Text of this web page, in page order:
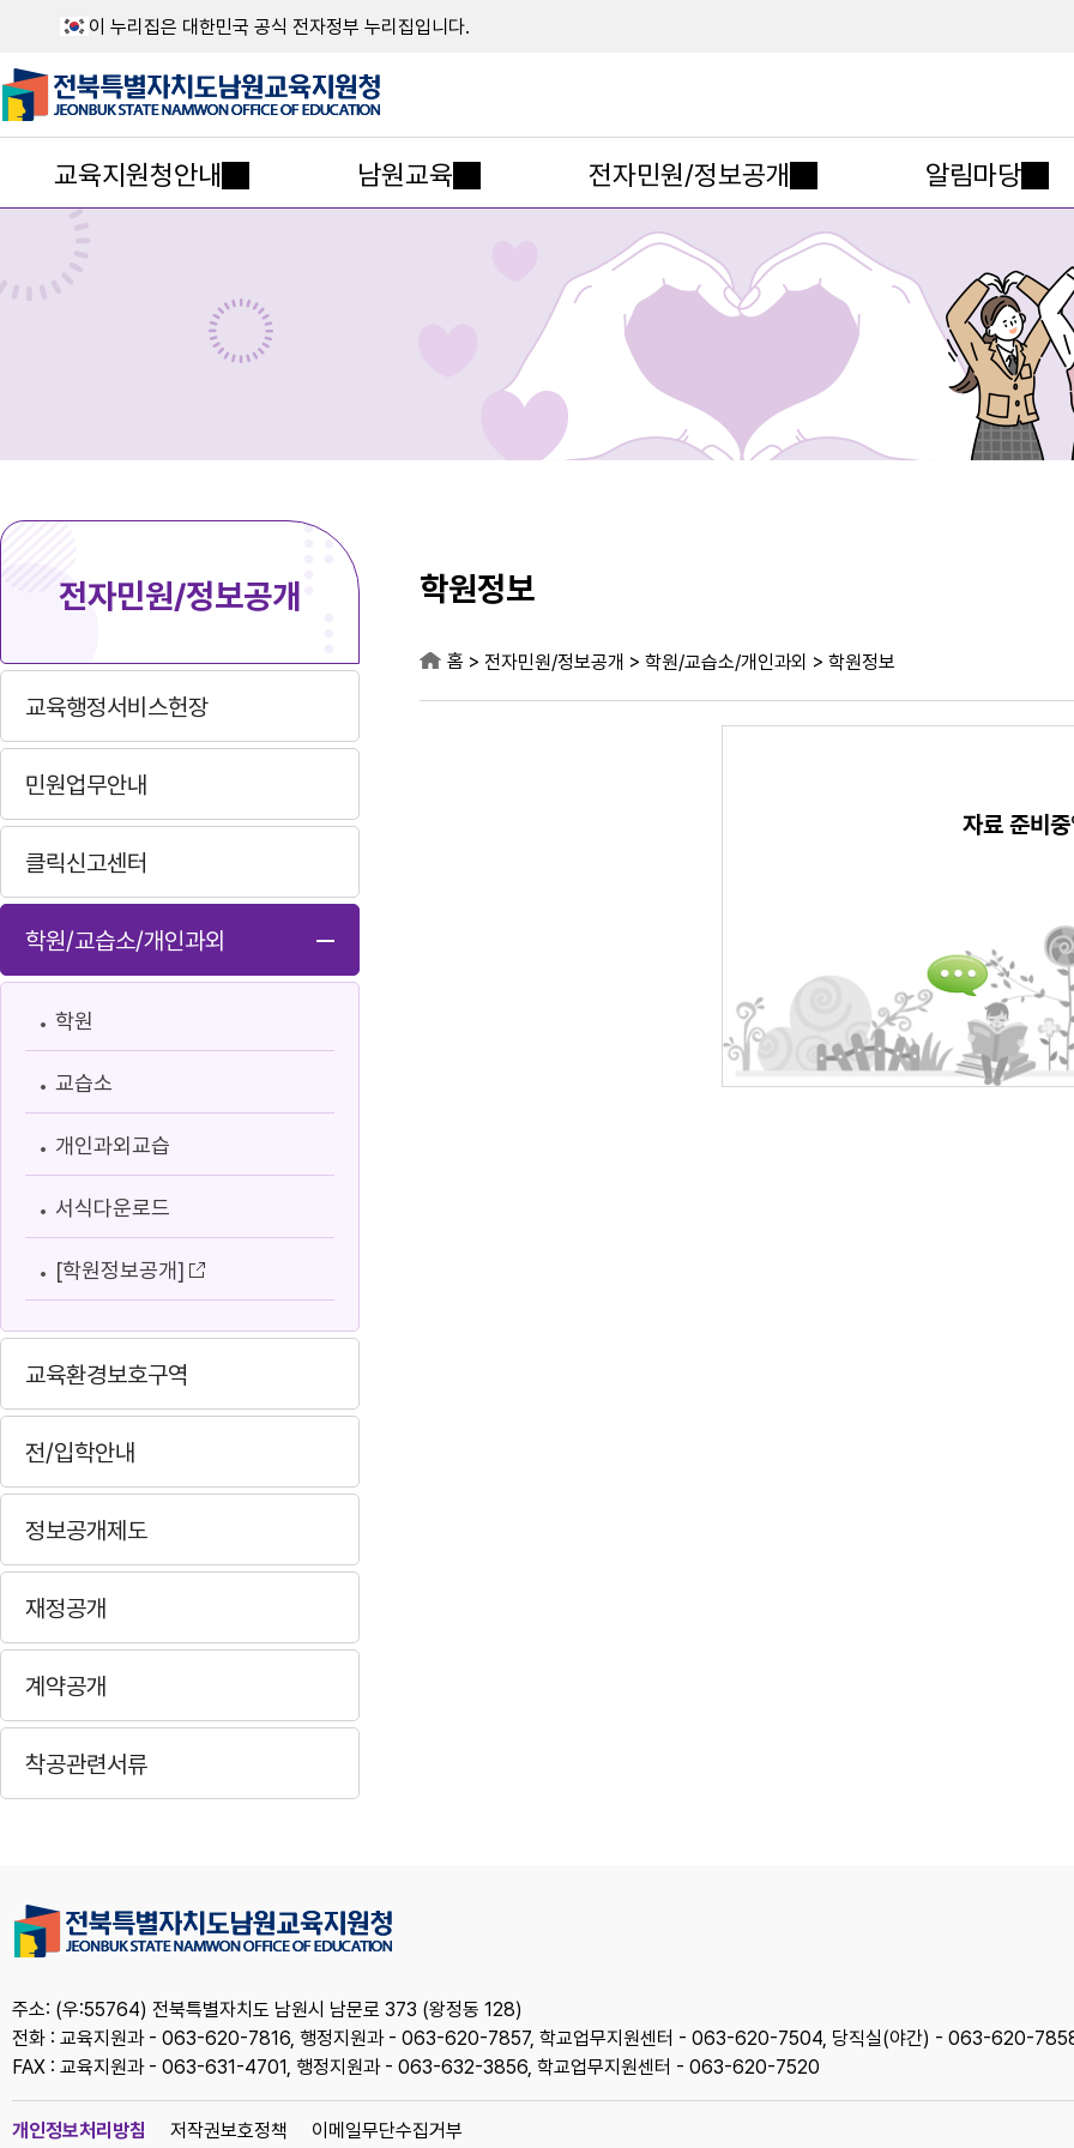
이 누리집은 대한민국 공식 전자정부 누리집입니다.
교육지원청안내 남원교육 전자민원/정보공개 알림마당
전자민원/정보공개
교육행정서비스헌장
민원업무안내
클릭신고센터
학원/교습소/개인과외
학원
교습소
개인과외교습
서식다운로드
[학원정보공개]
교육환경보호구역
전/입학안내
정보공개제도
재정공개
계약공개
착공관련서류
학원정보
홈 > 전자민원/정보공개 > 학원/교습소/개인과외 > 학원정보
자료 준비중
주소: (우:55764) 전북특별자치도 남원시 남문로 373 (왕정동 128)
전화 : 교육지원과 - 063-620-7816, 행정지원과 - 063-620-7857, 학교업무지원센터 - 063-620-7504, 당직실(야간) - 063-620-
FAX : 교육지원과 - 063-631-4701, 행정지원과 - 063-632-3856, 학교업무지원센터 - 063-620-7520
개인정보처리방침 저작권보호정책 이메일무단수집거부